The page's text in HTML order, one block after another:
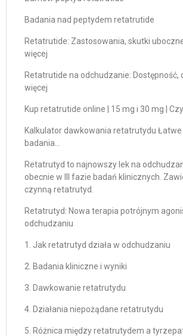
Badania nad peptydem retatrutide
Retatrutide: Zastosowania, skutki
więcej
Retatrutide na odchudzanie: Dostępność,
więcej
Kup retatrutide online | 15 mg i 30 mg |
Kalkulator dawkowania retatrutydu
badania…
Retatrutyd to najnowszy lek na
obecnie w III fazie badań klinicznych.
czynną retatrutyd.
Retatrutyd: Nowa terapia potrójnym
odchudzaniu
1. Jak retatrutyd działa w odchudzaniu
2. Badania kliniczne i wyniki
3. Dawkowanie retatrutydu
4. Działania niepożądane retatrutydu
5. Różnica między retatrutydem a